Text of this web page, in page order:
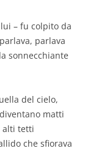
– fu colpito da
parlava
sonnecchiante
del cielo,
matti
alti tetti
che sfiorava